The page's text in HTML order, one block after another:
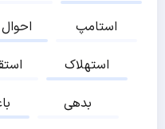
استامپ
استهلاک
بدهی